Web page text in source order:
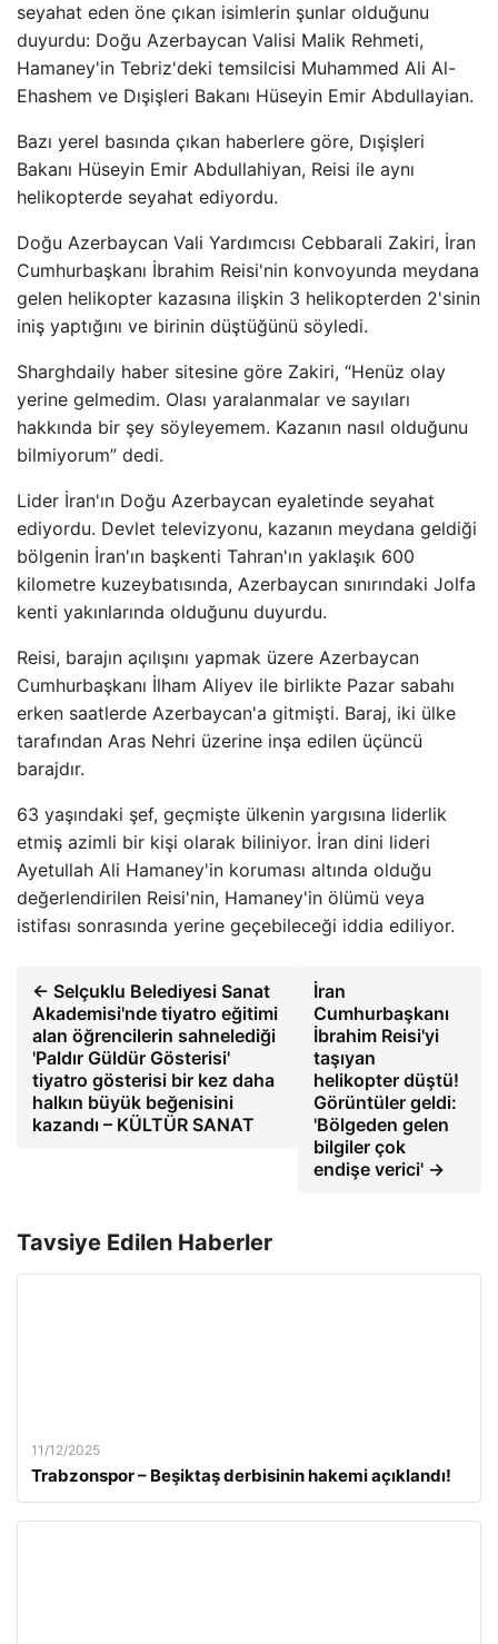
seyahat eden öne çıkan isimlerin şunlar olduğunu
duyurdu: Doğu Azerbaycan Valisi Malik Rehmeti,
Hamaney'in Tebriz'deki temsilcisi Muhammed Ali Al-
Ehashem ve Dışişleri Bakanı Hüseyin Emir Abdullayian.
Bazı yerel basında çıkan haberlere göre, Dışişleri
Bakanı Hüseyin Emir Abdullahiyan, Reisi ile aynı
helikopterde seyahat ediyordu.
Doğu Azerbaycan Vali Yardımcısı Cebbarali Zakiri, İran
Cumhurbaşkanı İbrahim Reisi'nin konvoyunda meydana
gelen helikopter kazasına ilişkin 3 helikopterden 2'sinin
iniş yaptığını ve birinin düştüğünü söyledi.
Sharghdaily haber sitesine göre Zakiri, “Henüz olay
yerine gelmedim. Olası yaralanmalar ve sayıları
hakkında bir şey söyleyemem. Kazanın nasıl olduğunu
bilmiyorum” dedi.
Lider İran'ın Doğu Azerbaycan eyaletinde seyahat
ediyordu. Devlet televizyonu, kazanın meydana geldiği
bölgenin İran'ın başkenti Tahran'ın yaklaşık 600
kilometre kuzeybatısında, Azerbaycan sınırındaki Jolfa
kenti yakınlarında olduğunu duyurdu.
Reisi, barajın açılışını yapmak üzere Azerbaycan
Cumhurbaşkanı İlham Aliyev ile birlikte Pazar sabahı
erken saatlerde Azerbaycan'a gitmişti. Baraj, iki ülke
tarafından Aras Nehri üzerine inşa edilen üçüncü
barajdır.
63 yaşındaki şef, geçmişte ülkenin yargısına liderlik
etmiş azimli bir kişi olarak biliniyor. İran dini lideri
Ayetullah Ali Hamaney'in koruması altında olduğu
değerlendirilen Reisi'nin, Hamaney'in ölümü veya
istifası sonrasında yerine geçebileceği iddia ediliyor.
← Selçuklu Belediyesi Sanat
Akademisi'nde tiyatro eğitimi
alan öğrencilerin sahnelediği
'Paldır Güldür Gösterisi'
tiyatro gösterisi bir kez daha
halkın büyük beğenisini
kazandı – KÜLTÜR SANAT
İran
Cumhurbaşkanı
İbrahim Reisi'yi
taşıyan
helikopter düştü!
Görüntüler geldi:
'Bölgeden gelen
bilgiler çok
endişe verici' →
Tavsiye Edilen Haberler
11/12/2025
Trabzonspor – Beşiktaş derbisinin hakemi açıklandı!